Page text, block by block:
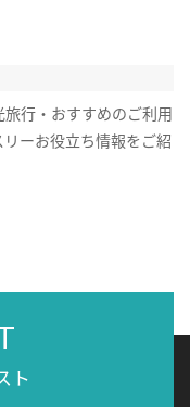
行・おすすめのご利用
ーお役立ち情報をご紹
ト